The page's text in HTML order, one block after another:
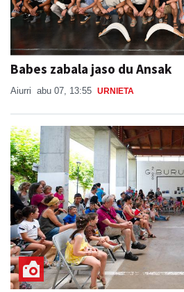
Babes zabala jaso du Ansak
Aiurri abu 07, 13:55 URNIETA